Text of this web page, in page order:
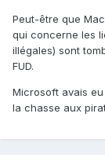
Peut-être que
qui concerne les
illégales) sont
FUD.
Microsoft avais
la chasse aux